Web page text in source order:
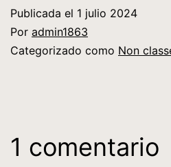
Publicada el 1 julio 2024
Por admin1863
Categorizado como Non
1 comentario